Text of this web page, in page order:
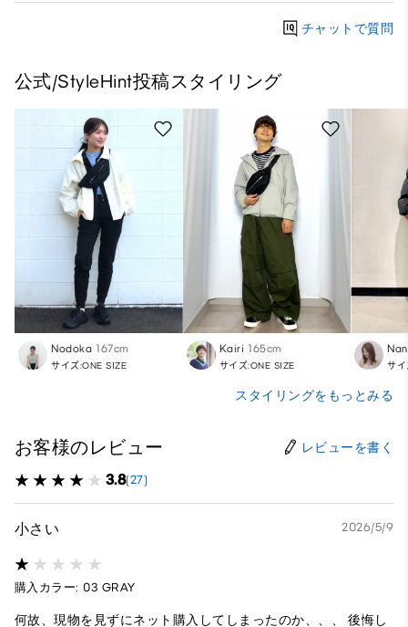
チャットで質問
公式/StyleHint投稿スタイリング
Nodoka 167cm
サイズ:ONE SIZE
Kairi 165cm
サイズ:ONE SIZE サ
スタイリングをもっとみる
お客様のレビュー レビューを書く
3.8(27)
小さい 2026/5/9
購入カラー: 03 GRAY
何故、現物を見ずにネット購入してしまったのか、、、 後悔し